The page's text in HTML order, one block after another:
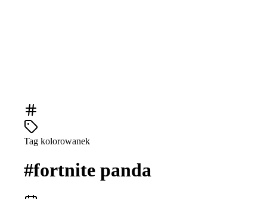
Tag kolorowanek
#fortnite panda